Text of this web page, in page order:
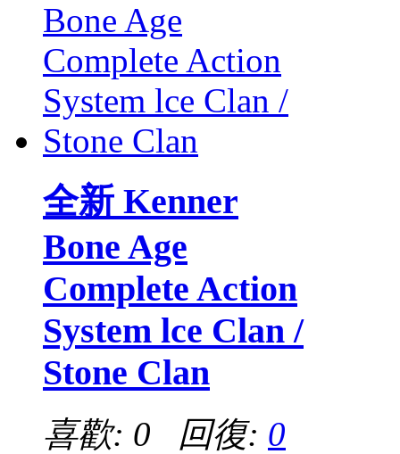
全新 Kenner
Bone Age
Complete Action
System lce Clan /
Stone Clan
喜歡: 0 回復: 0